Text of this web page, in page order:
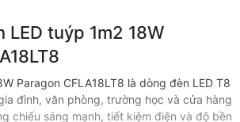
LED tuýp 1m2 18W
Paragon CFLA18LT8 là dòng đèn LED T8
đình, văn phòng, trường học và cửa hàng
chiếu sáng mạnh, tiết kiệm điện và độ bền